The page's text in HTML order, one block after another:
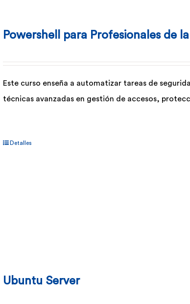
Powershell para Profesionales de
Este curso enseña a automatizar tareas de
técnicas avanzadas en gestión de accesos,
Detalles
Ubuntu Server